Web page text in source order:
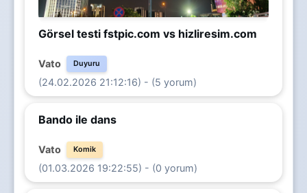
Görsel testi fstpic.com vs hizliresim.com
Vato Duyuru
(24.02.2026 21:12:16) - (5 yorum)
Bando ile dans
Vato Komik
(01.03.2026 19:22:55) - (0 yorum)